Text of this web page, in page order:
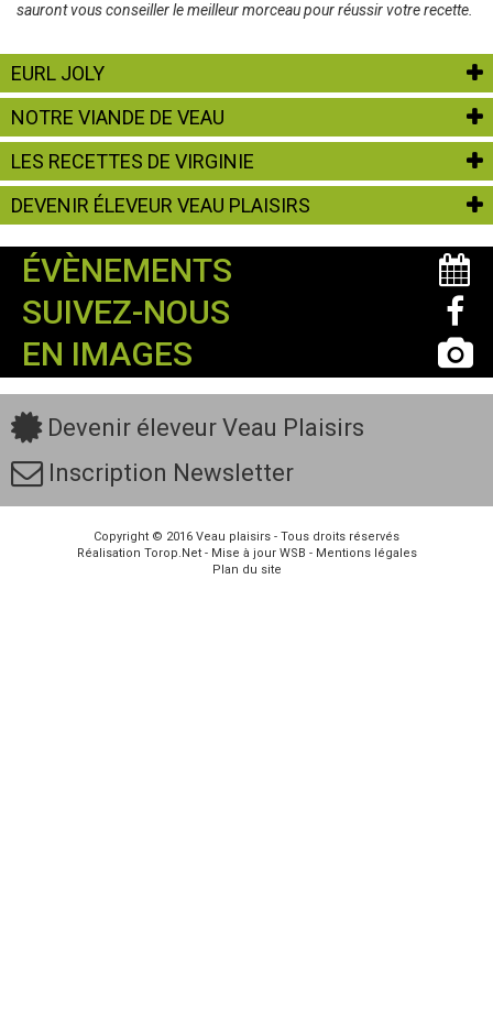
sauront vous conseiller le meilleur morceau pour réussir votre recette.
EURL JOLY
NOTRE VIANDE DE VEAU
LES RECETTES DE VIRGINIE
DEVENIR ÉLEVEUR VEAU PLAISIRS
ÉVÈNEMENTS
SUIVEZ-NOUS
EN IMAGES
Devenir éleveur Veau Plaisirs
Inscription Newsletter
Copyright © 2016 Veau plaisirs - Tous droits réservés
Réalisation Torop.Net- Mise à jour WSB - Mentions légales
Plan du site